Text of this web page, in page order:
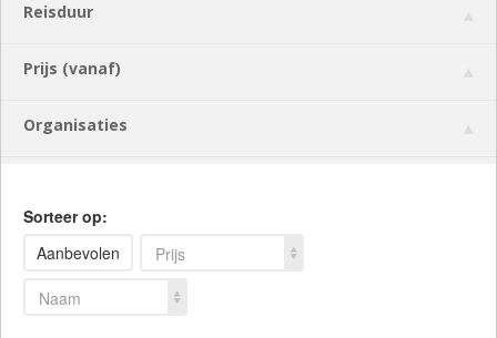
Reisduur
Prijs (vanaf)
Organisaties
Sorteer op:
Aanbevolen
Prijs
Naam